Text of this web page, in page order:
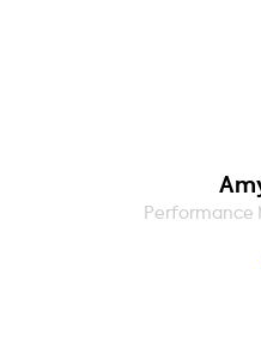
Performance